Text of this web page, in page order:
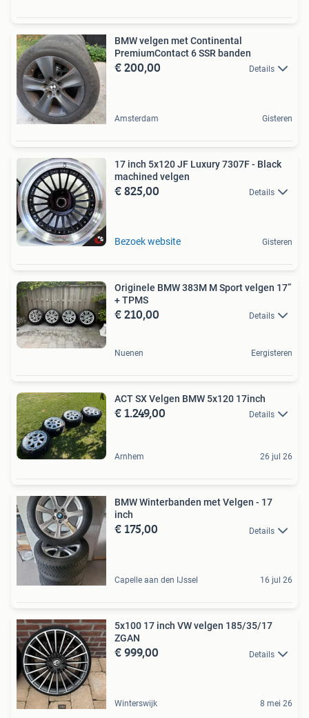
BMW velgen met Continental
PremiumContact 6 SSR banden
€ 200,00 Details
Amsterdam Gisteren
17 inch 5x120 JF Luxury 7307F - Black
machined velgen
€ 825,00 Details
Bezoek website Gisteren
Originele BMW 383M M Sport velgen 17”
+ TPMS
€ 210,00 Details
Nuenen Eergisteren
ACT SX Velgen BMW 5x120 17inch
€ 1.249,00 Details
Arnhem 26 jul 26
BMW Winterbanden met Velgen - 17
inch
€ 175,00 Details
Capelle aan den IJssel 16 jul 26
5x100 17 inch VW velgen 185/35/17
ZGAN
€ 999,00 Details
Winterswijk 8 mei 26